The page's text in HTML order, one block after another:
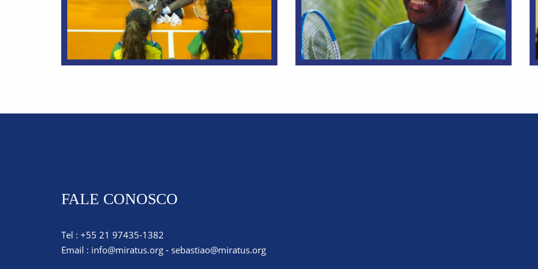
FALE CONOSCO
Tel : +55 21 97435-1382
Email : info@miratus.org - sebastiao@miratus.org